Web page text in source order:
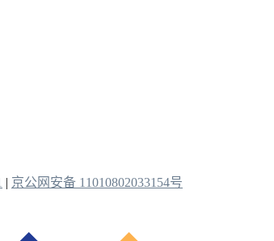
| 京公网安备 11010802033154号